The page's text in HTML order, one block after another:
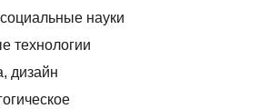
науки
технологии
дизайн